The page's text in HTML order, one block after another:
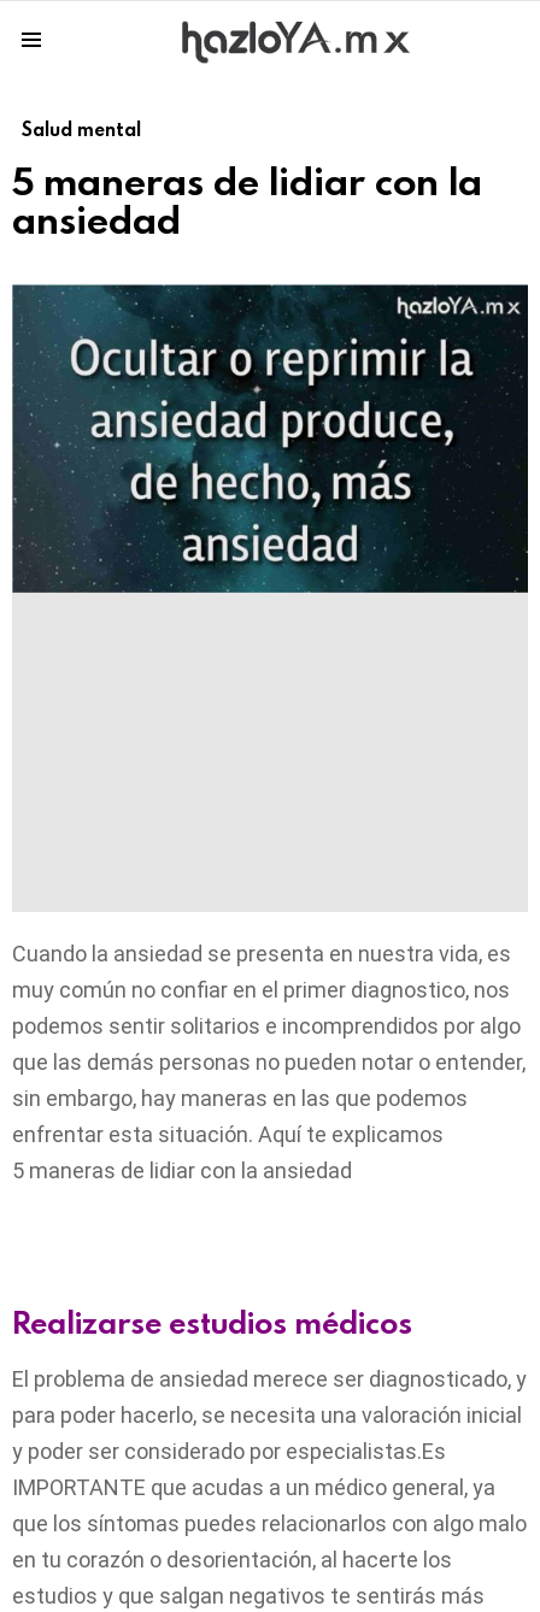
Salud mental
5 maneras de lidiar con la
ansiedad
Cuando la ansiedad se presenta en nuestra vida, es
muy común no confiar en el primer diagnostico, nos
podemos sentir solitarios e incomprendidos por algo
que las demás personas no pueden notar o entender,
sin embargo, hay maneras en las que podemos
enfrentar esta situación. Aquí te explicamos
5 maneras de lidiar con la ansiedad
Realizarse estudios médicos
El problema de ansiedad merece ser diagnosticado, y
para poder hacerlo, se necesita una valoración inicial
y poder ser considerado por especialistas.Es
IMPORTANTE que acudas a un médico general, ya
que los síntomas puedes relacionarlos con algo malo
en tu corazón o desorientación, al hacerte los
estudios y que salgan negativos te sentirás más